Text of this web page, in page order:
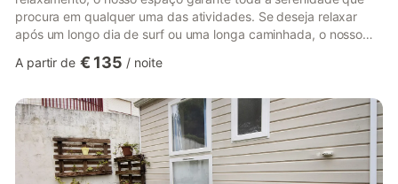
procura em qualquer uma das atividades. Se deseja relaxar
após um longo dia de surf ou uma longa caminhada, o nosso
espetaculares de Portugal, Nazaré.Situado na vasta zona
melhor de dois mundos.Um espaço onde os hóspedes se
sentem em família e interagem entre si, muitas vezes formando
grandes amizades.Os hó...
A partir de € 135 / noite